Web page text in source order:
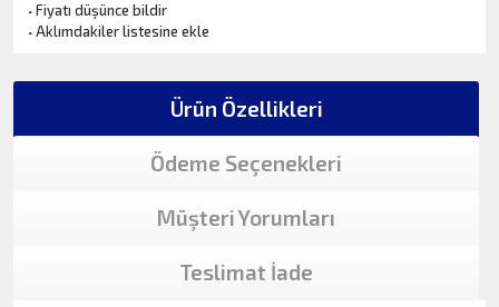
·Fiyatı düşünce bildir
·Aklımdakiler listesine ekle
Ürün Özellikleri
Ödeme Seçenekleri
Müşteri Yorumları
Teslimat İade